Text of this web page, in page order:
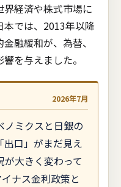
経済や株式市場に
本では、2013年以降
融緩和が、為替、
を与えました。
2026年7月
ノミクスと日銀の
口」がまだ見え
大きく変わって
ナス金利政策と